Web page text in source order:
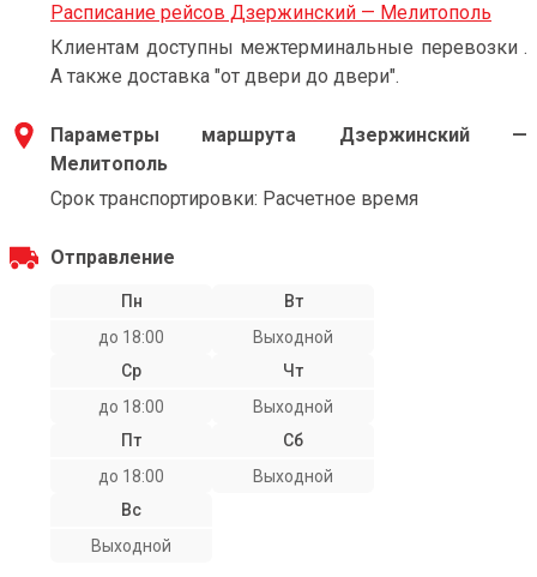
Расписание рейсов Дзержинский — Мелитополь
Клиентам доступны межтерминальные перевозки .
А также доставка "от двери до двери".
Параметры маршрута Дзержинский —
Мелитополь
Срок транспортировки: Расчетное время
Отправление
Пн
до 18:00
Вт
Выходной
Ср
до 18:00
Чт
Выходной
Пт
до 18:00
Сб
Выходной
Вс
Выходной